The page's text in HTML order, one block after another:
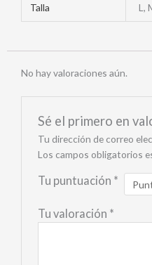
Talla L,
No hay valoraciones aún.
Sé el primero en
Tu dirección de correo
Los campos obligatorios
Tu puntuación *
Tu valoración *